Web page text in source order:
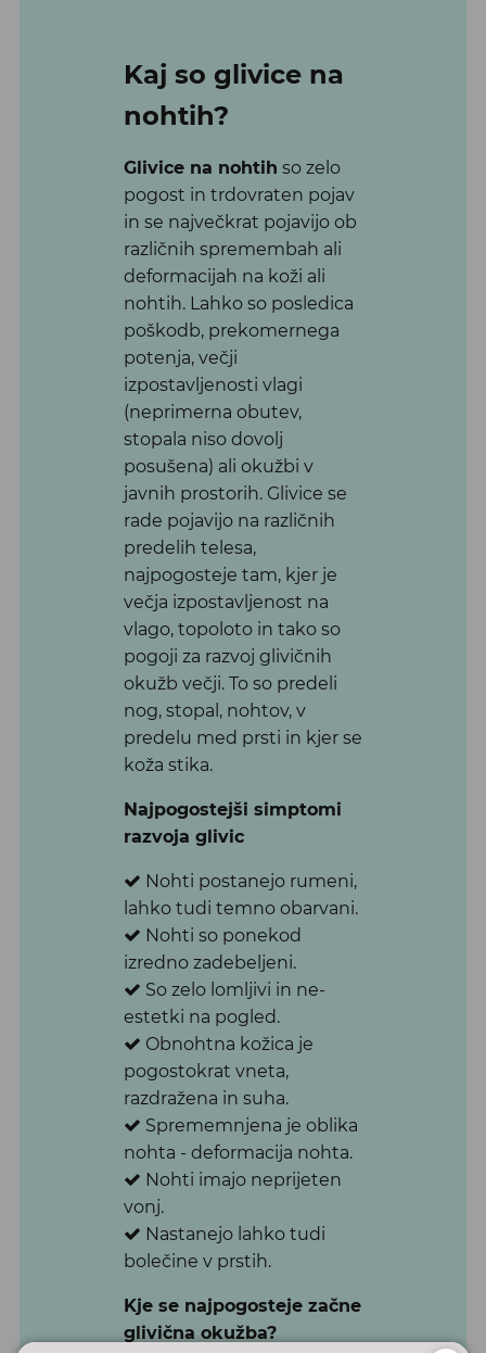
Kaj so glivice na
nohtih?
Glivice na nohtih so zelo
pogost in trdovraten pojav
in se največkrat pojavijo ob
različnih spremembah ali
deformacijah na koži ali
nohtih. Lahko so posledica
poškodb, prekomernega
potenja, večji
izpostavljenosti vlagi
(neprimerna obutev,
stopala niso dovolj
posušena) ali okužbi v
javnih prostorih. Glivice se
rade pojavijo na različnih
predelih telesa,
najpogosteje tam, kjer je
večja izpostavljenost na
vlago, topoloto in tako so
pogoji za razvoj glivičnih
okužb večji. To so predeli
nog, stopal, nohtov, v
predelu med prsti in kjer se
koža stika.
Najpogostejši simptomi
razvoja glivic
Nohti postanejo rumeni,
lahko tudi temno obarvani.
Nohti so ponekod
izredno zadebeljeni.
So zelo lomljivi in ne-
estetki na pogled.
Obnohtna kožica je
pogostokrat vneta,
razdražena in suha.
Sprememnjena je oblika
nohta - deformacija nohta.
Nohti imajo neprijeten
vonj.
N astanejo lahko tudi
bolečine v prstih.
Kje se najpogosteje začne
glivična okužba?